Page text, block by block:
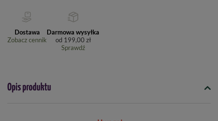
Dostawa
Zobacz cennik
Darmowa wysyłka
od 199,00 zł
Sprawdź
Opis produktu